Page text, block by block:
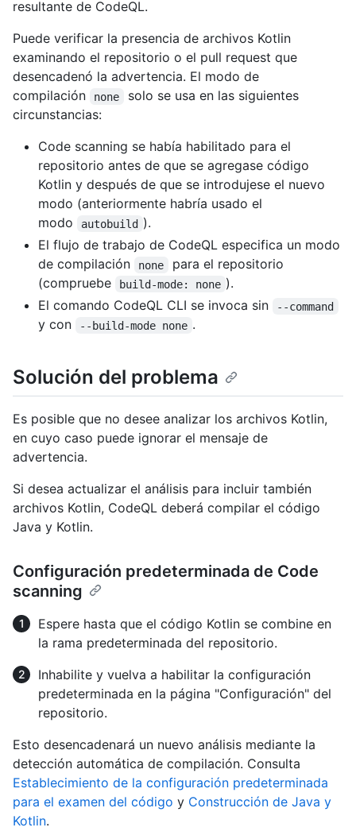
resultante de CodeQL.
Puede verificar la presencia de archivos Kotlin
examinando el repositorio o el pull request que
desencadenó la advertencia. El modo de
compilación
none
solo se usa en las siguientes
circunstancias:
Code scanning se había habilitado para el
repositorio antes de que se agregase código
Kotlin y después de que se introdujese el nuevo
modo (anteriormente habría usado el
modo
autobuild ).
El flujo de trabajo de CodeQL especifica un modo
de compilación
none
para el repositorio
(compruebe
build-mode: none ).
El comando CodeQL CLI se invoca sin
--command
y con --build-mode none .
Solución del problema
Es posible que no desee analizar los archivos Kotlin,
en cuyo caso puede ignorar el mensaje de
advertencia.
Si desea actualizar el análisis para incluir también
archivos Kotlin, CodeQL deberá compilar el código
Java y Kotlin.
Configuración predeterminada de Code
scanning
Espere hasta que el código Kotlin se combine en
la rama predeterminada del repositorio.
Inhabilite y vuelva a habilitar la configuración
predeterminada en la página "Configuración" del
repositorio.
Esto desencadenará un nuevo análisis mediante la
detección automática de compilación. Consulta
Establecimiento de la configuración predeterminada
para el examen del código y Construcción de Java y
Kotlin.